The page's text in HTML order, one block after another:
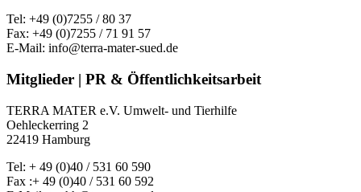
Tel: +49 (0)7255 / 80 37
Fax: +49 (0)7255 / 71 91 57
E-Mail: info@terra-mater-sued.de
Mitglieder | PR & Öffentlichkeitsarbeit
TERRA MATER e.V. Umwelt- und Tierhilfe
Oehleckerring 2
22419 Hamburg
Tel: + 49 (0)40 / 531 60 590
Fax :+ 49 (0)40 / 531 60 592